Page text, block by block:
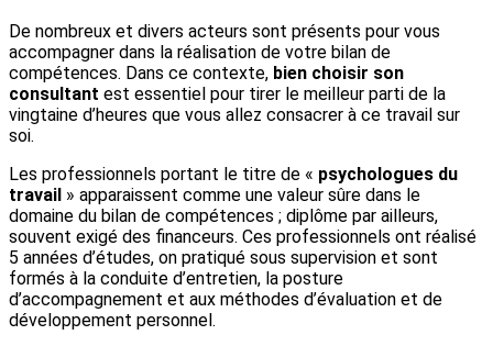
De nombreux et divers acteurs sont présents pour vous
accompagner dans la réalisation de votre bilan de
compétences. Dans ce contexte, bien choisir son
consultant est essentiel pour tirer le meilleur parti de la
vingtaine d’heures que vous allez consacrer à ce travail sur
soi.
Les professionnels portant le titre de « psychologues du
travail » apparaissent comme une valeur sûre dans le
domaine du bilan de compétences ; diplôme par ailleurs,
souvent exigé des financeurs. Ces professionnels ont réalisé
5 années d’études, on pratiqué sous supervision et sont
formés à la conduite d’entretien, la posture
d’accompagnement et aux méthodes d’évaluation et de
développement personnel.